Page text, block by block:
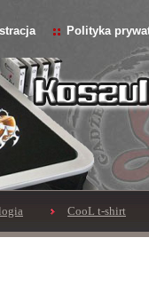
Polityka
CooL t-shirt